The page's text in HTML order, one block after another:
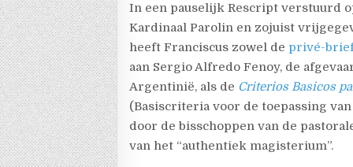
In een pauselijk Rescript verstuurd
Kardinaal Parolin en zojuist
heeft Franciscus zowel de privé-
aan Sergio Alfredo Fenoy, de
Argentinië, als de Criterios Basicos
(Basiscriteria voor de toepassing
door de bisschoppen van de
van het “authentiek magisterium”.